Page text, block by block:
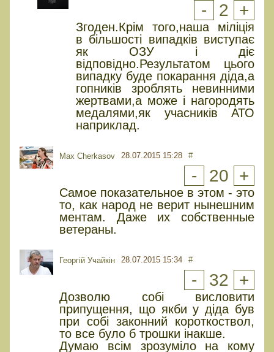
- 2 +
Згоден.Крім того,наша міліція
в більшості випадків виступає
як ОЗУ і діє
відповідно.Результатом цього
випадку буде покарання діда,а
гопників зроблять невинними
жертвами,а може і нагородять
медалями,як учасників АТО
наприклад.
Max Cherkasov 28.07.2015 15:28 #
- 20 +
Самое показательное в этом - это
то, как народ не верит нынешним
ментам. Даже их собственные
ветераны.
Георгій Учайкін 28.07.2015 15:34 #
- 32 +
Дозволю собі висловити
припущення, що якби у діда був
при собі законний короткоствол,
то все було б трошки інакше.
Думаю всім зрозуміло на кому